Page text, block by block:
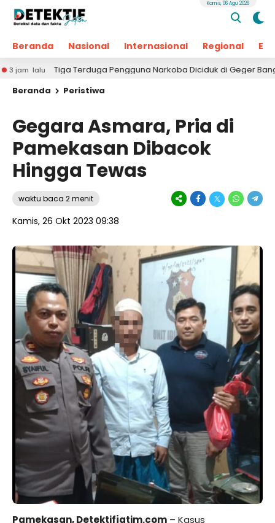
Beranda Nasional Internasional Regional
Kamis, 06 Agu 2026
Tiga Terduga Pengguna Narkoba Diciduk di Geger Bangkalan,
Beranda
Peristiwa
Gegara Asmara, Pria di
Pamekasan Dibacok
Hingga Tewas
waktu baca 2 menit
Kamis, 26 Okt 2023 09:38
Pamekasan, Detektifjatim.com – Kasus